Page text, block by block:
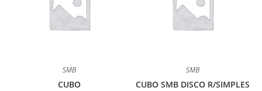
SMB
CUBO
SMB
CUBO SMB DISCO R/SIMPLES